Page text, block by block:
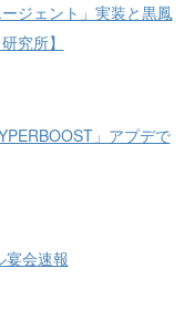
ジェント」実装と黒鳳
究所】
」アプデで
宴会速報